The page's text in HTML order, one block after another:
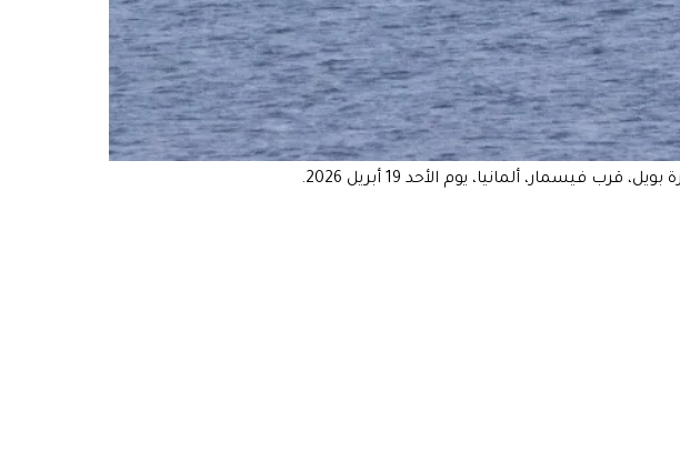
ألمانيا، يوم الأحد 19 أبريل 2026.